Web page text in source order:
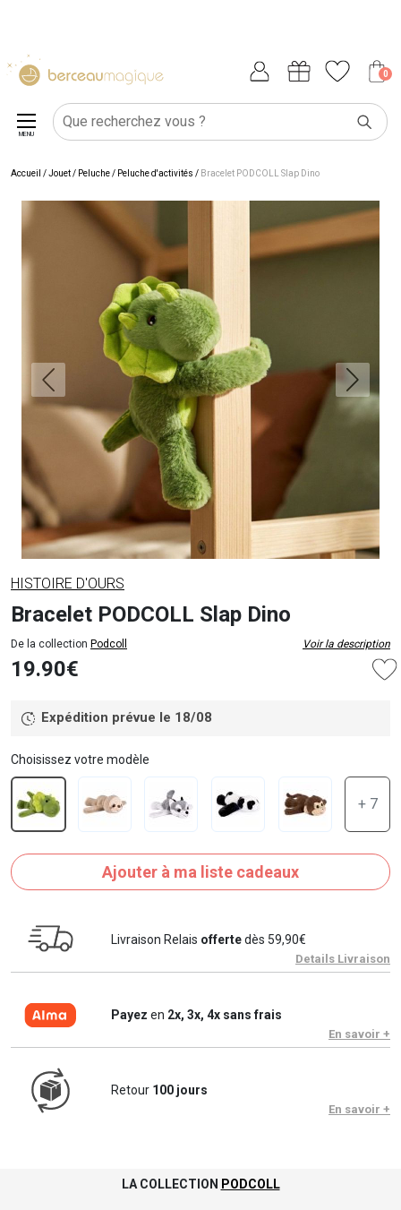
0
MENU
Accueil /Jouet/ Peluche/ Peluche d'activités / Bracelet PODCOLL Slap Dino
HISTOIRE D'OURS
Bracelet PODCOLL Slap Dino
De la collection Podcoll Voir la description
19.90€
Expédition prévue le 18/08
Choisissez votre modèle
+ 7
Ajouter à ma liste cadeaux
Livraison Relais offertedès 59,90€
Details Livraison
Payez en 2x, 3x, 4x sans frais
En savoir +
Retour 100 jours
En savoir +
LA COLLECTION PODCOLL